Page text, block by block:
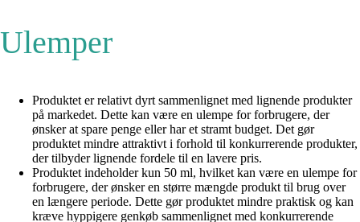
Ulemper
Produktet er relativt dyrt sammenlignet med lignende produkter
på markedet. Dette kan være en ulempe for forbrugere, der
ønsker at spare penge eller har et stramt budget. Det gør
produktet mindre attraktivt i forhold til konkurrerende produkter,
der tilbyder lignende fordele til en lavere pris.
Produktet indeholder kun 50 ml, hvilket kan være en ulempe for
forbrugere, der ønsker en større mængde produkt til brug over
en længere periode. Dette gør produktet mindre praktisk og kan
kræve hyppigere genkøb sammenlignet med konkurrerende